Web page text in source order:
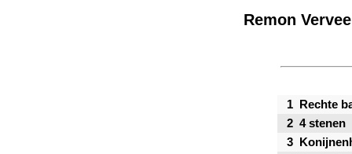
Remon
1
Rechte
2 4 stenen
3